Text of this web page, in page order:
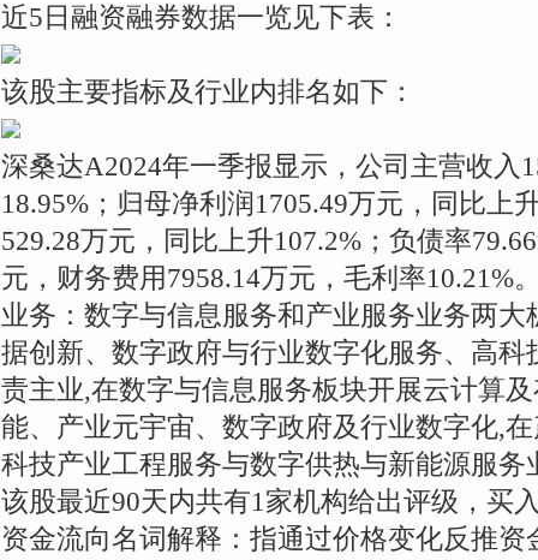
近5日融资融券数据一览见下表：
该股主要指标及行业内排名如下：
深桑达A2024年一季报显示，公司主营收入
18.95%；归母净利润1705.49万元，同比上
529.28万元，同比上升107.2%；负债率
元，财务费用7958.14万元，毛利率10.21%
业务：数字与信息服务和产业服务业务两
据创新、数字政府与行业数字化服务、高
责主业,在数字与信息服务板块开展云计算
能、产业元宇宙、数字政府及行业数字化,
科技产业工程服务与数字供热与新能源服务
该股最近90天内共有1家机构给出评级，买
资金流向名词解释：指通过价格变化反推